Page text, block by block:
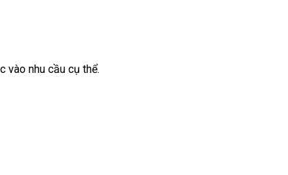
vào nhu cầu cụ thể.